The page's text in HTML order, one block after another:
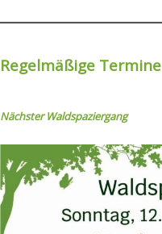
Regelmäßige Termine
Nächster Waldspaziergang